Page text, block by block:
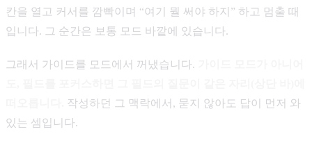
칸을 열고 커서를 깜빡이며 “여기 뭘 써야 하지” 하고 멈출 때
입니다. 그 순간은 보통 모드 바깥에 있습니다.
그래서 가이드를 모드에서 꺼냈습니다.
작성하던 그 맥락에서, 묻지 않아도 답이 먼저 와
있는 셈입니다.